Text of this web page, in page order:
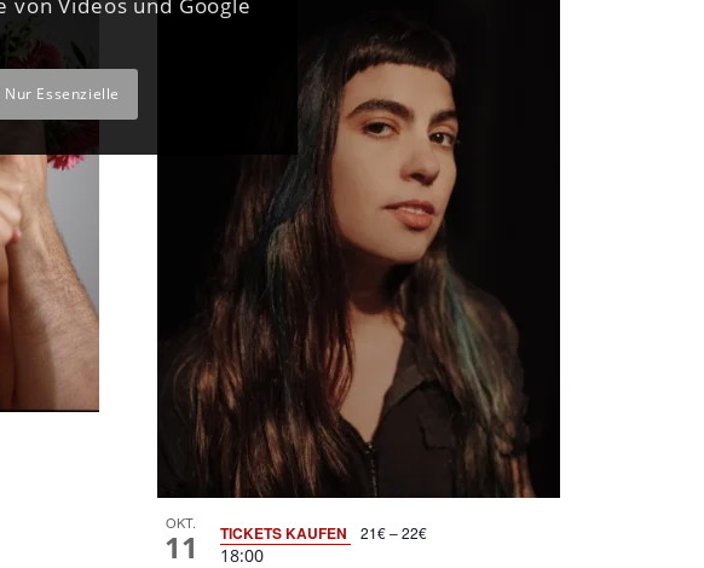
OKT.
11 18:00
TICKETS KAUFEN 21€ – 22€
Nur Essenzielle